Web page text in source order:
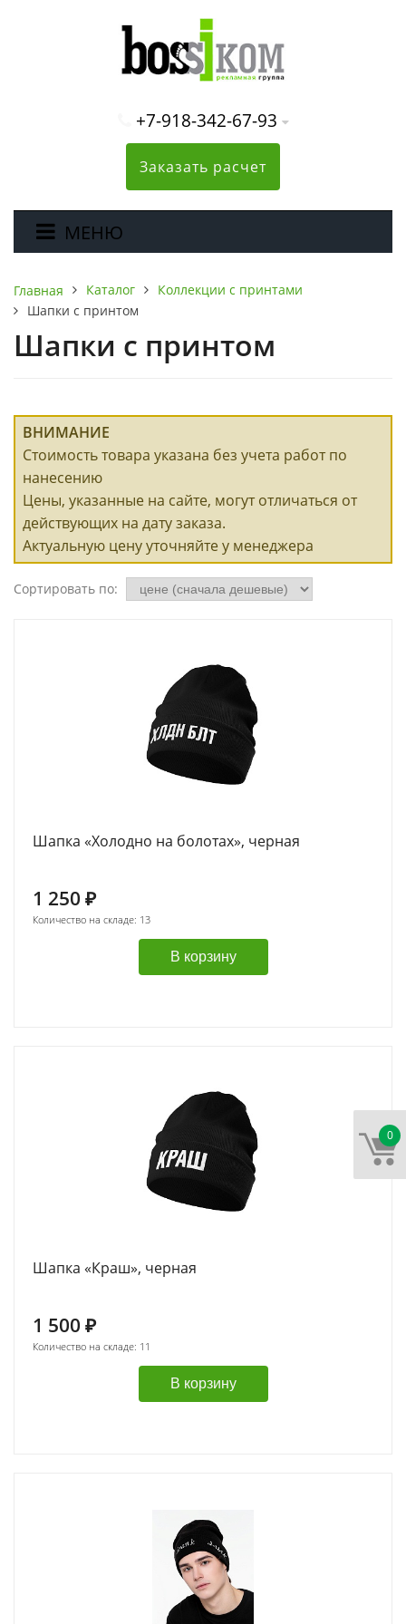
+7-918-342-67-93
Заказать расчет
МЕНЮ
Главная Каталог
Коллекции с принтами
Шапки с принтом
Шапки с принтом
ВНИМАНИЕ
Стоимость товара указана без учета работ по
нанесению
Цены, указанные на сайте, могут отличаться от
действующих на дату заказа.
Актуальную цену уточняйте у менеджера
0
Сортировать по:
Шапка «Холодно на болотах», черная
1 250 ₽
Количество на складе: 13
В корзину
Шапка «Краш», черная
1 500 ₽
Количество на складе: 11
В корзину